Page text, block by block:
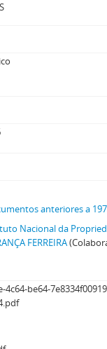
anteriores a
Nacional da
FERREIRA
4c64-be64-